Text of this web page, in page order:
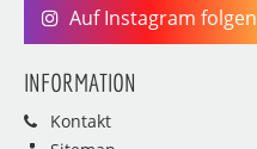
Auf Instagram folgen
INFORMATION
Kontakt